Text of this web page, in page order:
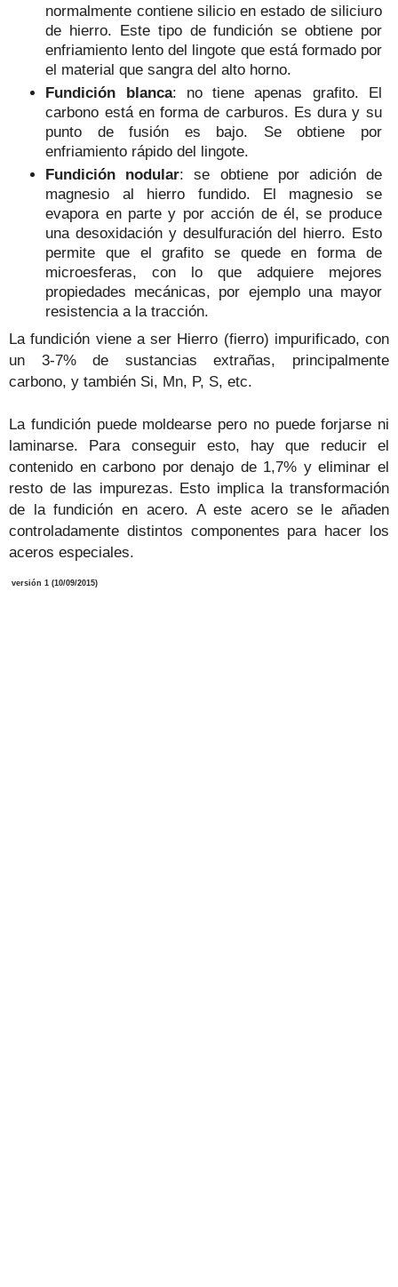
normalmente contiene silicio en estado de siliciuro
de hierro. Este tipo de fundición se obtiene por
enfriamiento lento del lingote que está formado por
el material que sangra del alto horno.
Fundición blanca: no tiene apenas grafito. El
carbono está en forma de carburos. Es dura y su
punto de fusión es bajo. Se obtiene por
enfriamiento rápido del lingote.
Fundición nodular: se obtiene por adición de
magnesio al hierro fundido. El magnesio se
evapora en parte y por acción de él, se produce
una desoxidación y desulfuración del hierro. Esto
permite que el grafito se quede en forma de
microesferas, con lo que adquiere mejores
propiedades mecánicas, por ejemplo una mayor
resistencia a la tracción.
La fundición viene a ser Hierro (fierro) impurificado, con
un 3-7% de sustancias extrañas, principalmente
carbono, y también Si, Mn, P, S, etc.
La fundición puede moldearse pero no puede forjarse ni
laminarse. Para conseguir esto, hay que reducir el
contenido en carbono por denajo de 1,7% y eliminar el
resto de las impurezas. Esto implica la transformación
de la fundición en acero. A este acero se le añaden
controladamente distintos componentes para hacer los
aceros especiales.
versión 1 (10/09/2015)